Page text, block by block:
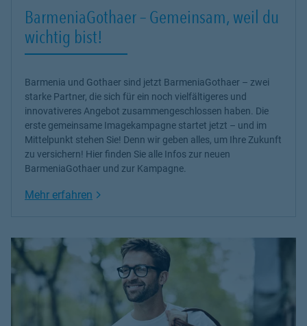
BarmeniaGothaer – Gemeinsam, weil du
wichtig bist!
Barmenia und Gothaer sind jetzt BarmeniaGothaer – zwei
starke Partner, die sich für ein noch vielfältigeres und
innovativeres Angebot zusammengeschlossen haben. Die
erste gemeinsame Imagekampagne startet jetzt – und im
Mittelpunkt stehen Sie! Denn wir geben alles, um Ihre Zukunft
zu versichern! Hier finden Sie alle Infos zur neuen
BarmeniaGothaer und zur Kampagne.
Mehr erfahren Link Opens in New Tab